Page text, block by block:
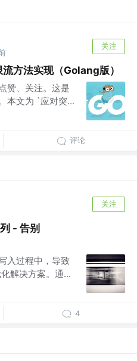
关注
方法实现（Golang版）
赞、关注。这是
本文为 `应对突...
评论
关注
- 告别
入过程中，导致
解决方案。通...
4